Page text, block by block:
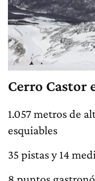
Cerro Castor
1.057 metros de
esquiables
35 pistas y 14